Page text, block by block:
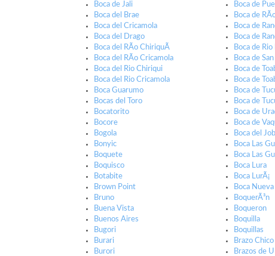
Boca de Jali
Boca del Brae
Boca del Cricamola
Boca del Drago
Boca del RÃ­o ChiriquÃ­
Boca del RÃ­o Cricamola
Boca del Rio Chiriqui
Boca del Rio Cricamola
Boca Guarumo
Bocas del Toro
Bocatorito
Bocore
Bogola
Bonyic
Boquete
Boquisco
Botabite
Brown Point
Bruno
Buena Vista
Buenos Aires
Bugori
Burari
Burori
Boca de
Boca de
Boca de
Boca de
Boca de
Boca de
Boca de
Boca de
Boca de
Boca de
Boca de
Boca de
Boca del
Boca Las
Boca Las
Boca Lura
Boca LurÃ¡
Boca Nueva
BoquerÃ³n
Boqueron
Boquilla
Boquillas
Brazo Chico
Brazos de U